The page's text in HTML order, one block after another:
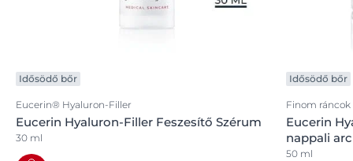
Idősödő bőr
Eucerin® Hyaluron-Filler
Eucerin Hyaluron-Filler Feszesítő Szérum
30 ml
Idősödő bőr
Finom ráncok
Eucerin
nappali
50 ml